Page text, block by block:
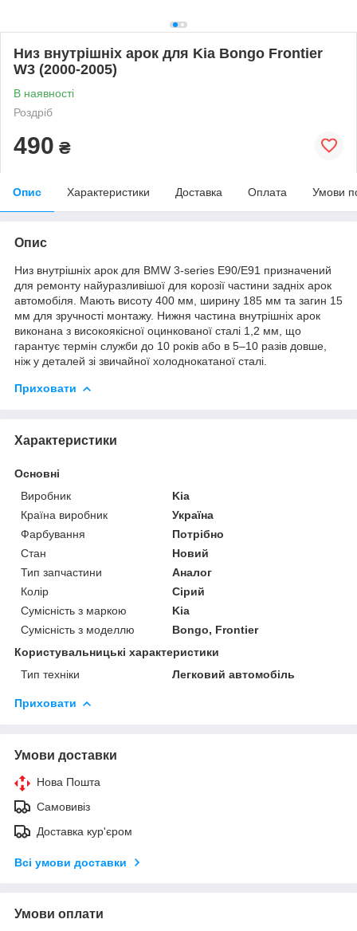
Низ внутрішніх арок для Kia Bongo Frontier
W3 (2000-2005)
В наявності
Роздріб
490 ₴
Опис Характеристики Доставка Оплата Умови
Опис
Низ внутрішніх арок для BMW 3-series E90/E91 призначений
для ремонту найуразливішої для корозії частини задніх арок
автомобіля. Мають висоту 400 мм, ширину 185 мм та загин 15
мм для зручності монтажу. Нижня частина внутрішніх арок
виконана з високоякісної оцинкованої сталі 1,2 мм, що
гарантує термін служби до 10 років або в 5–10 разів довше,
ніж у деталей зі звичайної холоднокатаної сталі.
Приховати
Характеристики
Основні
Виробник
Kia
Країна виробник
Україна
Фарбування
Потрібно
Стан
Новий
Тип запчастини
Аналог
Колір
Сірий
Сумісність з маркою
Kia
Сумісність з моделлю
Bongo, Frontier
Користувальницькі характеристики
Тип техніки
Легковий автомобіль
Приховати
Умови доставки
Нова Пошта
Самовивіз
Доставка кур'єром
Всі умови доставки
Умови оплати